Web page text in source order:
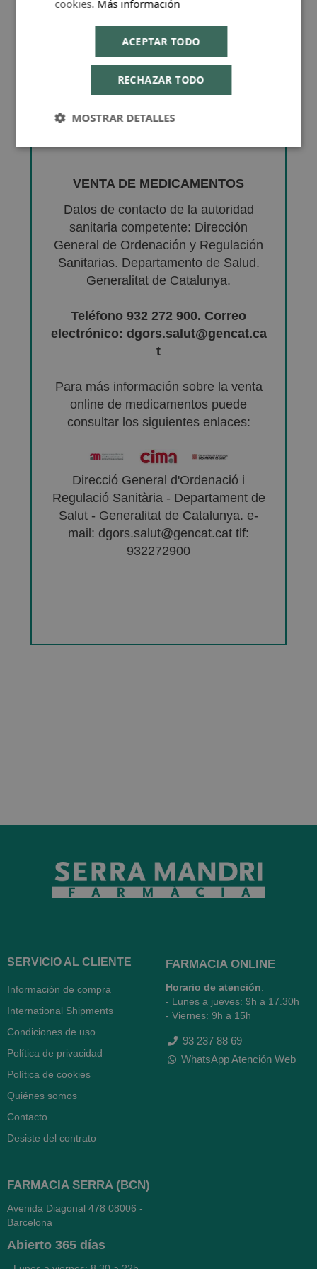
VENTA DE MEDICAMENTOS
Datos de contacto de la autoridad
sanitaria competente: Dirección
General de Ordenación y Regulación
Sanitarias. Departamento de Salud.
Generalitat de Catalunya.
Teléfono 932 272 900. Correo
electrónico: dgors.salut@gencat.ca
t
Para más información sobre la venta
online de medicamentos puede
consultar los siguientes enlaces:
Direcció General d'Ordenació i
Regulació Sanitària - Departament de
Salut - Generalitat de Catalunya. e-
mail: dgors.salut@gencat.cat tlf:
932272900
SERVICIO AL CLIENTE
Información de compra
International Shipments
Condiciones de uso
Política de privacidad
Política de cookies
Quiénes somos
Contacto
Desiste del contrato
FARMACIA ONLINE
Horario de atención:
- Lunes a jueves: 9h a 17.30h
- Viernes: 9h a 15h
93 237 88 69
WhatsApp Atención Web
FARMACIA SERRA (BCN)
Avenida Diagonal 478 08006 -
Barcelona
Abierto 365 días
cookies. Más información
ACEPTAR TODO
RECHAZAR TODO
MOSTRAR DETALLES